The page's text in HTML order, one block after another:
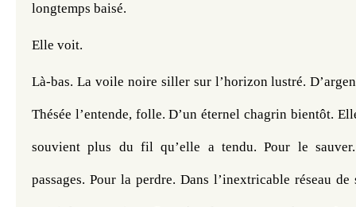
longtemps baisé.
Elle voit.
Là-bas. La voile noire siller sur l’horizon lustré.
Thésée l’entende, folle. D’un éternel chagrin bientôt.
souvient plus du fil qu’elle a tendu. Pour le
passages. Pour la perdre. Dans l’inextricable réseau